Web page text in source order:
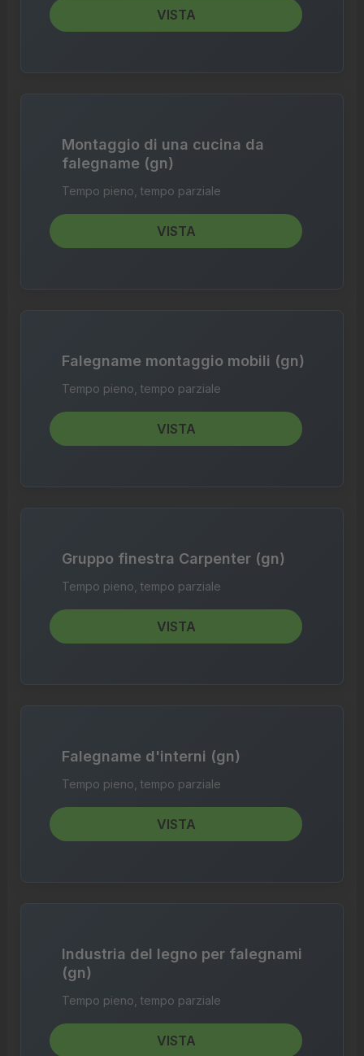
VISTA
Montaggio di una cucina da
falegname (gn)
Tempo pieno, tempo parziale
VISTA
Falegname montaggio mobili (gn)
Tempo pieno, tempo parziale
VISTA
Gruppo finestra Carpenter (gn)
Tempo pieno, tempo parziale
VISTA
Falegname d'interni (gn)
Tempo pieno, tempo parziale
VISTA
Industria del legno per falegnami
(gn)
Tempo pieno, tempo parziale
VISTA